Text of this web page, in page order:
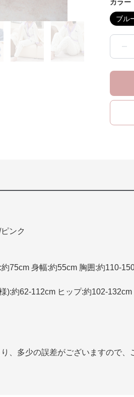
カラー
ブル
ンク
75cm 身幅:約55cm 胸囲:約110-
):約62-112cm ヒップ:約102-132cm
、多少の誤差がございますので、